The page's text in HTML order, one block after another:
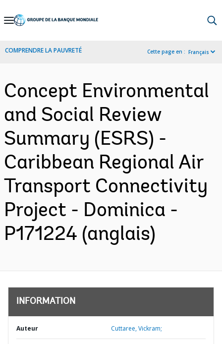
Skip
Navigation
COMPRENDRE LA PAUVRETÉ Cette page en : Français
Concept Environmental
and Social Review
Summary (ESRS) -
Caribbean Regional Air
Transport Connectivity
Project - Dominica -
P171224 (anglais)
INFORMATION
Auteur Cuttaree, Vickram;